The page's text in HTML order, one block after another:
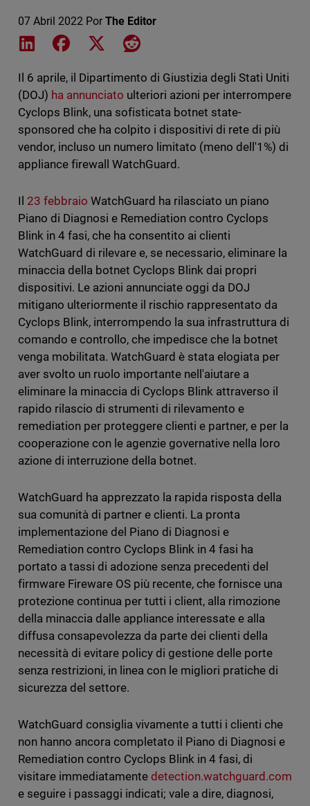
07 Abril 2022 Por The Editor
Share on LinkedIn
Share on Facebook
Share on XShare on Reddit
Il 6 aprile, il Dipartimento di Giustizia degli Stati Uniti
(DOJ) ha annunciato ulteriori azioni per interrompere
Cyclops Blink, una sofisticata botnet state-
sponsored che ha colpito i dispositivi di rete di più
vendor, incluso un numero limitato (meno dell'1%) di
appliance firewall WatchGuard.
Il 23 febbraio WatchGuard ha rilasciato un piano
Piano di Diagnosi e Remediation contro Cyclops
Blink in 4 fasi, che ha consentito ai clienti
WatchGuard di rilevare e, se necessario, eliminare la
minaccia della botnet Cyclops Blink dai propri
dispositivi. Le azioni annunciate oggi da DOJ
mitigano ulteriormente il rischio rappresentato da
Cyclops Blink, interrompendo la sua infrastruttura di
comando e controllo, che impedisce che la botnet
venga mobilitata. WatchGuard è stata elogiata per
aver svolto un ruolo importante nell'aiutare a
eliminare la minaccia di Cyclops Blink attraverso il
rapido rilascio di strumenti di rilevamento e
remediation per proteggere clienti e partner, e per la
cooperazione con le agenzie governative nella loro
azione di interruzione della botnet.
WatchGuard ha apprezzato la rapida risposta della
sua comunità di partner e clienti. La pronta
implementazione del Piano di Diagnosi e
Remediation contro Cyclops Blink in 4 fasi ha
portato a tassi di adozione senza precedenti del
firmware Fireware OS più recente, che fornisce una
protezione continua per tutti i client, alla rimozione
della minaccia dalle appliance interessate e alla
diffusa consapevolezza da parte dei clienti della
necessità di evitare policy di gestione delle porte
senza restrizioni, in linea con le migliori pratiche di
sicurezza del settore.
WatchGuard consiglia vivamente a tutti i clienti che
non hanno ancora completato il Piano di Diagnosi e
Remediation contro Cyclops Blink in 4 fasi, di
visitare immediatamente detection.watchguard.com
e seguire i passaggi indicati; vale a dire, diagnosi,